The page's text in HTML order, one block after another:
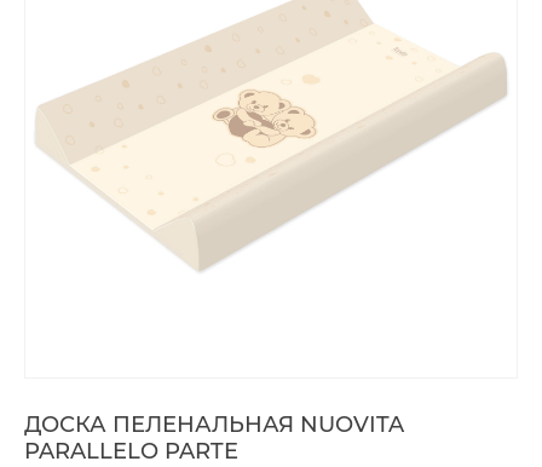
ДОСКА ПЕЛЕНАЛЬНАЯ NUOVITA
PARALLELO PARTE